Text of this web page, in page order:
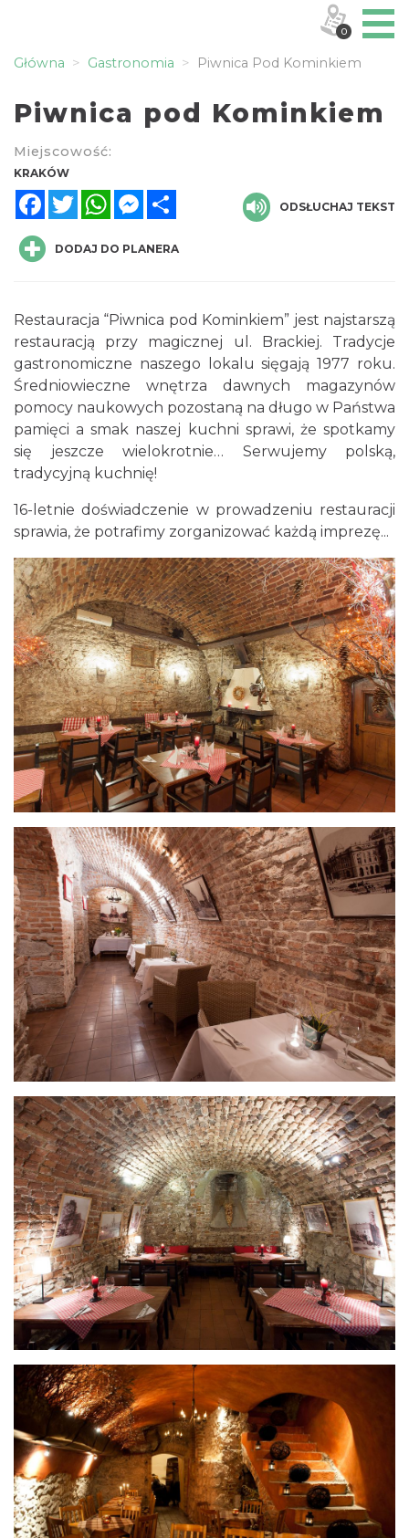
Główna Gastronomia Piwnica Pod Kominkiem
Piwnica pod Kominkiem
Miejscowość:
KRAKÓW
FacebookTwitterWhatsAppMessenger
ODSŁUCHAJ TEKST
DODAJ DO PLANERA
Restauracja “Piwnica pod Kominkiem” jest najstarszą
restauracją przy magicznej ul. Brackiej. Tradycje
gastronomiczne naszego lokalu sięgają 1977 roku.
Średniowieczne wnętrza dawnych magazynów
pomocy naukowych pozostaną na długo w Państwa
pamięci a smak naszej kuchni sprawi, że spotkamy
się jeszcze wielokrotnie… Serwujemy polską,
tradycyjną kuchnię!
16-letnie doświadczenie w prowadzeniu restauracji
sprawia, że potrafimy zorganizować każdą imprezę...
0